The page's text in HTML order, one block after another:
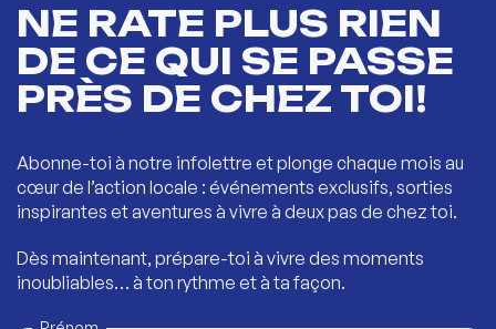
NE RATE PLUS RIEN
DE CE QUI SE PASSE
PRÈS DE CHEZ TOI!
Abonne-toi à notre infolettre et plonge chaque mois au
cœur de l’action locale : événements exclusifs, sorties
inspirantes et aventures à vivre à deux pas de chez toi.
Dès maintenant, prépare-toi à vivre des moments
inoubliables… à ton rythme et à ta façon.